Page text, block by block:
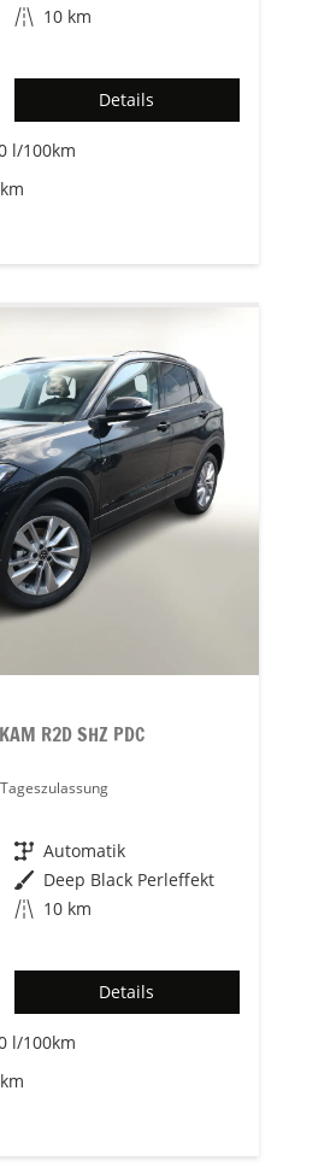
Kilometerstand 10 km
Details
l/100km
R2D SHZ PDC
Getriebe Automatik
Außenfarbe Deep Black Perleffekt
Kilometerstand 10 km
Details
l/100km